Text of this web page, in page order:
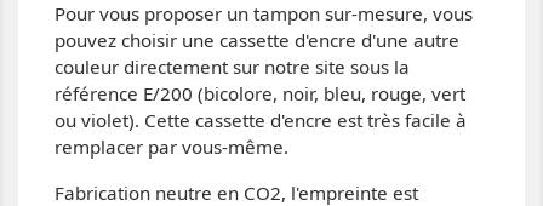
Pour vous proposer un tampon sur-mesure, vous
pouvez choisir une cassette d'encre d'une autre
couleur directement sur notre site sous la
référence E/200 (bicolore, noir, bleu, rouge, vert
ou violet). Cette cassette d'encre est très facile à
remplacer par vous-même.
Fabrication neutre en CO2, l'empreinte est